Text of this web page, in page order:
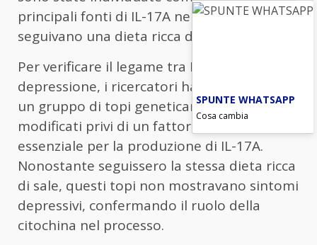
principali fonti di IL-17A nei topi che
seguivano una dieta ricca di sale.
Per verificare il legame tra IL-17A e
depressione, i ricercatori hanno studiato
un gruppo di topi geneticamente
modificati privi di un fattore di trascrizione
essenziale per la produzione di IL-17A.
Nonostante seguissero la stessa dieta ricca
di sale, questi topi non mostravano sintomi
depressivi, confermando il ruolo della
citochina nel processo.
SPUNTE WHATSAPP
Cosa cambia